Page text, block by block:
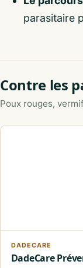
parasitaire
Contre les
Poux rouges,
DADECARE
DadeCare